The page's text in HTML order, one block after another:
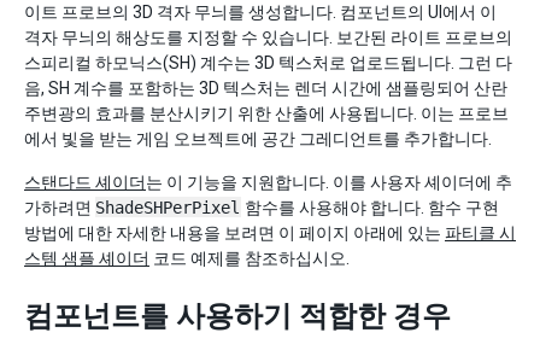
이트 프로브의 3D 격자 무늬를 생성합니다. 컴포넌트의 UI에서 이
격자 무늬의 해상도를 지정할 수 있습니다. 보간된 라이트 프로브의
스피리컬 하모닉스(SH) 계수는 3D 텍스처로 업로드됩니다. 그런 다
음, SH 계수를 포함하는 3D 텍스처는 렌더 시간에 샘플링되어 산란
주변광의 효과를 분산시키기 위한 산출에 사용됩니다. 이는 프로브
에서 빛을 받는 게임 오브젝트에 공간 그레디언트를 추가합니다.
스탠다드 셰이더는 이 기능을 지원합니다. 이를 사용자 셰이더에 추
가하려면 ShadeSHPerPixel 함수를 사용해야 합니다. 함수 구현
방법에 대한 자세한 내용을 보려면 이 페이지 아래에 있는 파티클 시
스템 샘플 셰이더 코드 예제를 참조하십시오.
컴포넌트를 사용하기 적합한 경우